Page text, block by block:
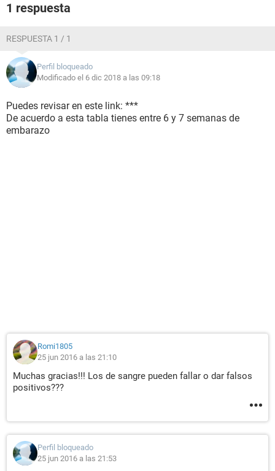
1 respuesta
RESPUESTA 1 / 1
Perfil bloqueado
Modificado el 6 dic 2018 a las 09:18
Puedes revisar en este link: ***
De acuerdo a esta tabla tienes entre 6 y 7 semanas de
embarazo
Romi1805
25 jun 2016 a las 21:10
Muchas gracias!!! Los de sangre pueden fallar o dar falsos
positivos???
Perfil bloqueado
25 jun 2016 a las 21:53